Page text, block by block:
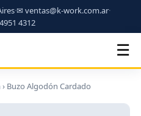
·✉ ventas@k-work.com.ar·
4312
☰
› Buzo Algodón Cardado